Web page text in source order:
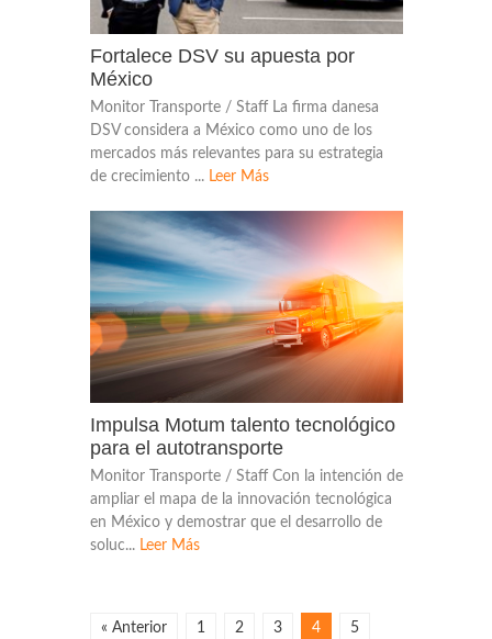
Fortalece DSV su apuesta por
México
Monitor Transporte / Staff La firma danesa
DSV considera a México como uno de los
mercados más relevantes para su estrategia
de crecimiento ... Leer Más
Impulsa Motum talento tecnológico
para el autotransporte
Monitor Transporte / Staff Con la intención de
ampliar el mapa de la innovación tecnológica
en México y demostrar que el desarrollo de
soluc... Leer Más
« Anterior 1 2 3 4 5